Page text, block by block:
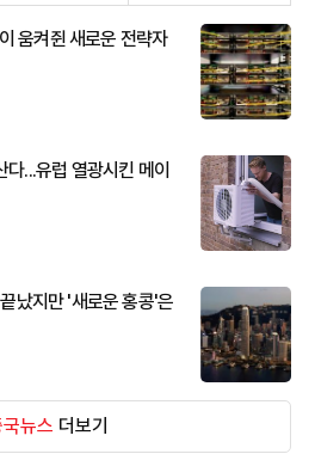
움켜쥔 새로운 전략자
...유럽 열광시킨 메이
났지만 '새로운 홍콩'은
뉴스 더보기